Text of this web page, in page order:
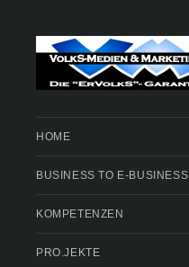
HOME
BUSINESS TO E-BUSINESS
KOMPETENZEN
PRO.JEKTE